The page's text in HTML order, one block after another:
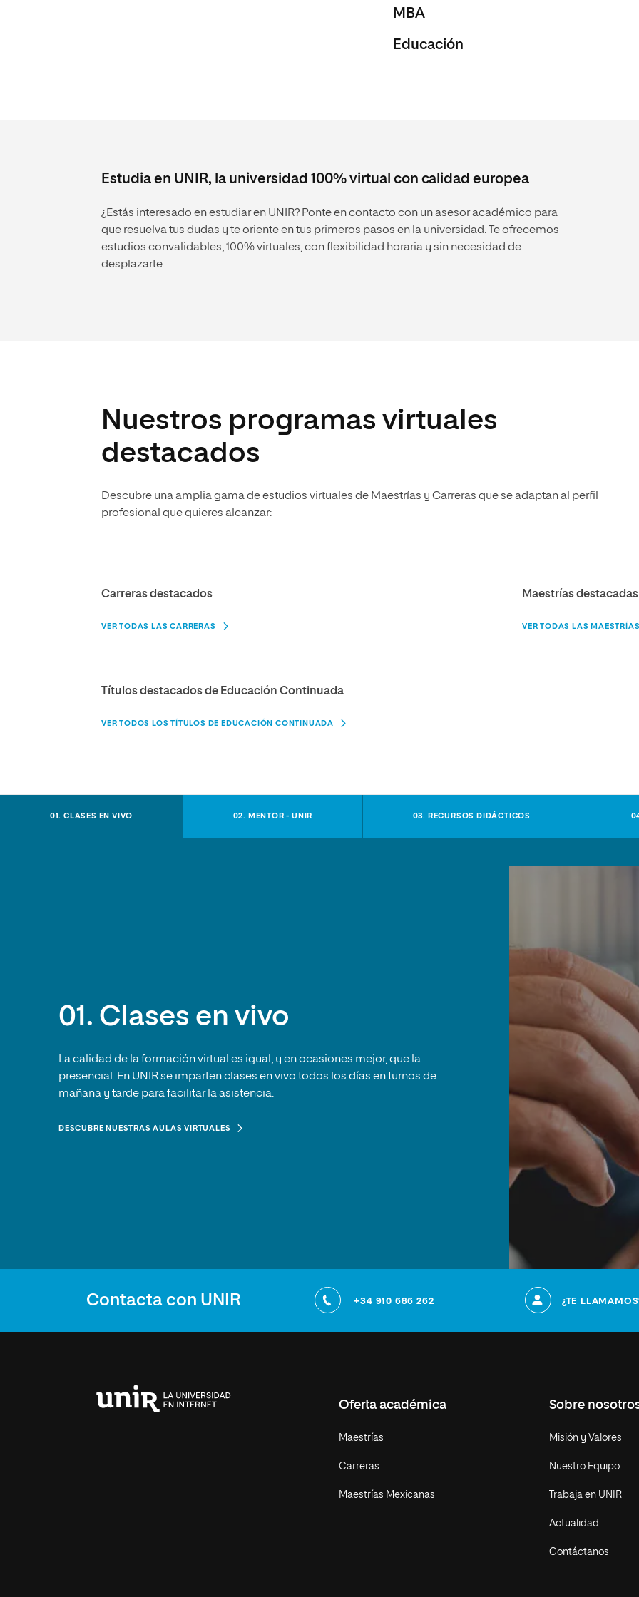
MBA
Educación
Estudia en UNIR, la universidad 100% virtual con calidad europea
¿Estás interesado en estudiar en UNIR? Ponte en contacto con un asesor académico para
que resuelva tus dudas y te oriente en tus primeros pasos en la universidad. Te ofrecemos
estudios convalidables, 100% virtuales, con flexibilidad horaria y sin necesidad de
desplazarte.
Nuestros programas virtuales
destacados
Descubre una amplia gama de estudios virtuales de Maestrías y Carreras que se adaptan al perfil
profesional que quieres alcanzar:
Carreras destacados
VER TODAS LAS CARRERAS
Maestrías destacadas
VER TODAS LAS
Títulos destacados de Educación Continuada
VER TODOS LOS TÍTULOS DE EDUCACIÓN CONTINUADA
01. CLASES EN VIVO 02. MENTOR - UNIR 03. RECURSOS DIDÁCTICOS
01. Clases en vivo
La calidad de la formación virtual es igual, y en ocasiones mejor, que la
presencial. En UNIR se imparten clases en vivo todos los días en turnos de
mañana y tarde para facilitar la asistencia.
DESCUBRE NUESTRAS AULAS VIRTUALES
Contacta con UNIR +34 910 686 262 ¿TE
Oferta académica
Maestrías
Carreras
Maestrías Mexicanas
Sobre
Misión y Valores
Nuestro Equipo
Trabaja en UNIR
Actualidad
Contáctanos